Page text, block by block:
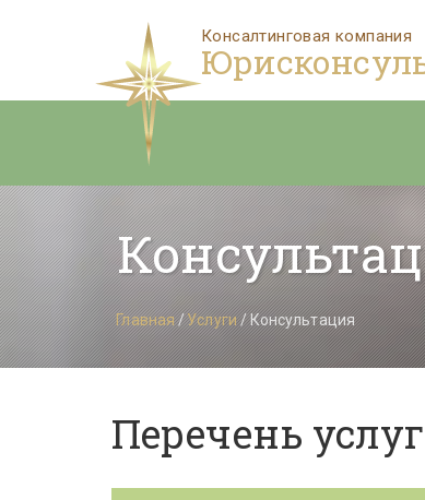
Главная / Услуги / Консультация
Перечень услуг